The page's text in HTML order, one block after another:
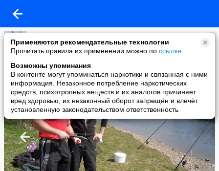
Применяются рекомендательные технологии
Прочитать правила их применении можно по ссылке
Возможны упоминания
В контенте могут упоминаться наркотики и связанная с ними
информация. Незаконное потребление наркотических
средств, психотропных веществ и их аналогов причиняет
вред здоровью, их незаконный оборот запрещён и влечёт
установленную законодательством ответственность
oliver vasilevskij
added a photo
18 Feb в 20:59